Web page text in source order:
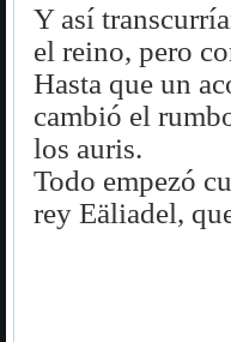
Y así
el reino, pero
Hasta que un
cambió el
los auris.
Todo empezó
rey Eäliadel,